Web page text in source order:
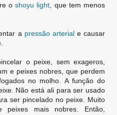
oshoyu light , que tem menos
a pressão arteriale causar
o peixe, sem exageros,
e peixes nobres, que perdem
no molho. A função do
Não está ali para ser usado
ser pincelado no peixe. Muito
mais nobres. Então,